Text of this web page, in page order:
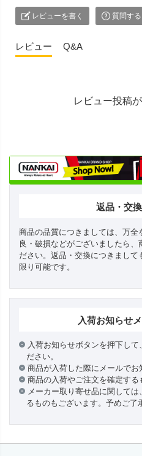
レビューを書く 質問する
レビュー Q&A
レビュー投稿
返品・交
商品の品質につきましては、万全
良・破損などがございましたら、
ださい。返品・交換につきまし
限り可能です。
入荷お知らせ
入荷お知らせボタンを押下して
ださい。
商品が入荷した際にメールでお
商品の入荷やご注文を確定する
メーカー取り寄せ品に関して
るものもございます。予めご了